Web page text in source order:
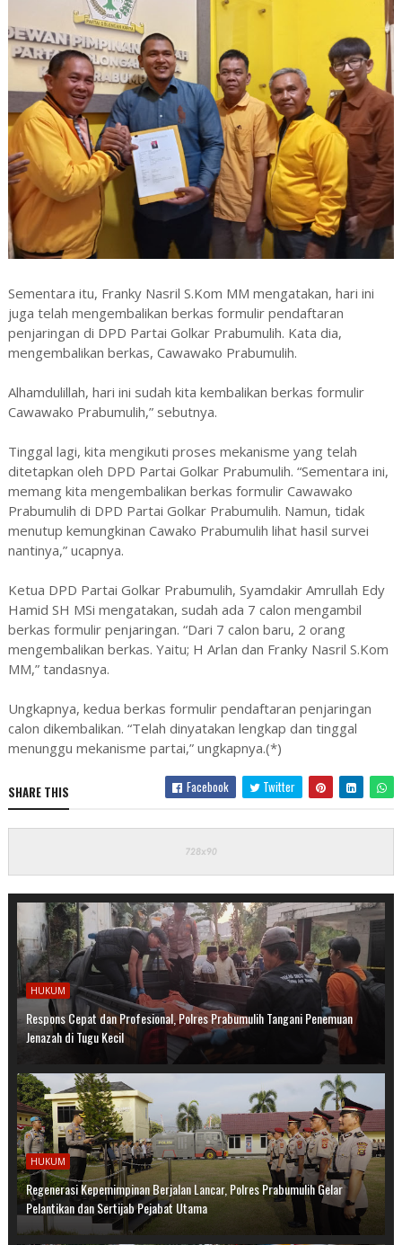
Sementara itu, Franky Nasril S.Kom MM mengatakan, hari ini
juga telah mengembalikan berkas formulir pendaftaran
penjaringan di DPD Partai Golkar Prabumulih. Kata dia,
mengembalikan berkas, Cawawako Prabumulih.
Alhamdulillah, hari ini sudah kita kembalikan berkas formulir
Cawawako Prabumulih,” sebutnya.
Tinggal lagi, kita mengikuti proses mekanisme yang telah
ditetapkan oleh DPD Partai Golkar Prabumulih. “Sementara ini,
memang kita mengembalikan berkas formulir Cawawako
Prabumulih di DPD Partai Golkar Prabumulih. Namun, tidak
menutup kemungkinan Cawako Prabumulih lihat hasil survei
nantinya,” ucapnya.
Ketua DPD Partai Golkar Prabumulih, Syamdakir Amrullah Edy
Hamid SH MSi mengatakan, sudah ada 7 calon mengambil
berkas formulir penjaringan. “Dari 7 calon baru, 2 orang
mengembalikan berkas. Yaitu; H Arlan dan Franky Nasril S.Kom
MM,” tandasnya.
Ungkapnya, kedua berkas formulir pendaftaran penjaringan
calon dikembalikan. “Telah dinyatakan lengkap dan tinggal
menunggu mekanisme partai,” ungkapnya.(*)
SHARE THIS Facebook Twitter
HUKUM
Respons Cepat dan Profesional, Polres Prabumulih Tangani Penemuan
Jenazah di Tugu Kecil
HUKUM
Regenerasi Kepemimpinan Berjalan Lancar, Polres Prabumulih Gelar
Pelantikan dan Sertijab Pejabat Utama